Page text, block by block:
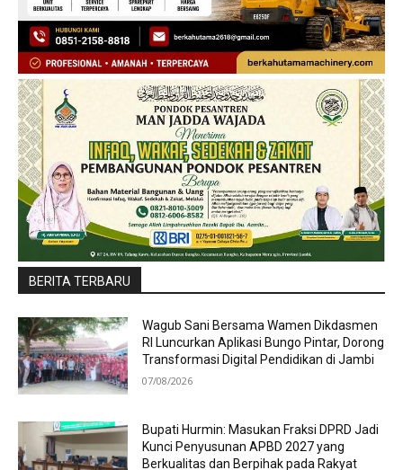
BERITA TERBARU
Wagub Sani Bersama Wamen Dikdasmen
RI Luncurkan Aplikasi Bungo Pintar, Dorong
Transformasi Digital Pendidikan di Jambi
07/08/2026
Bupati Hurmin: Masukan Fraksi DPRD Jadi
Kunci Penyusunan APBD 2027 yang
Berkualitas dan Berpihak pada Rakyat